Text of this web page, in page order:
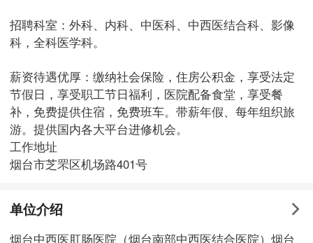
招聘科室：外科、内科、中医科、中西医结合科、影像
科，全科医学科。
薪资待遇优厚：缴纳社会保险，住房公积金，享受法定
节假日，享受职工节日福利，医院配备食堂，享受餐
补，免费提供住宿，免费班车。带薪年假、每年组织旅
游。提供国内各大平台进修机会。
工作地址
烟台市芝罘区机场路401号
单位介绍
烟台中西医肛肠医院（烟台南部中西医结合医院）烟台